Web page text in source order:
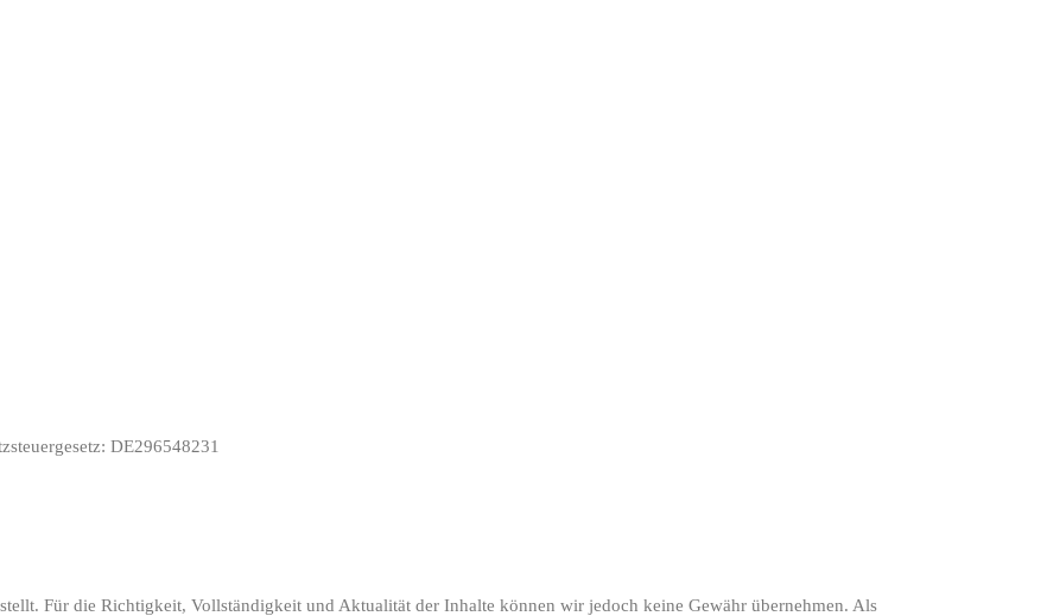
DE296548231
Für die Richtigkeit, Vollständigkeit und Aktualität der Inhalte können wir jedoch keine Gewähr übernehmen. Als